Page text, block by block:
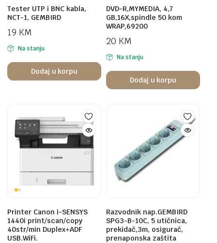
Tester UTP i BNC kabla,
NCT-1, GEMBIRD
19 KM
Na stanju
Dodaj u korpu
DVD-R,MYMEDIA, 4,7
GB,16X,spindle 50 kom
WRAP,69200
20 KM
Na stanju
Dodaj u korpu
Printer Canon i-SENSYS
1440i print/scan/copy
40str/min Duplex+ADF
USB.WiFi.
Razvodnik nap.GEMBIRD
SPG3-B-10C, 5 utičnica,
prekidač,3m, osigurač,
prenaponska zaštita